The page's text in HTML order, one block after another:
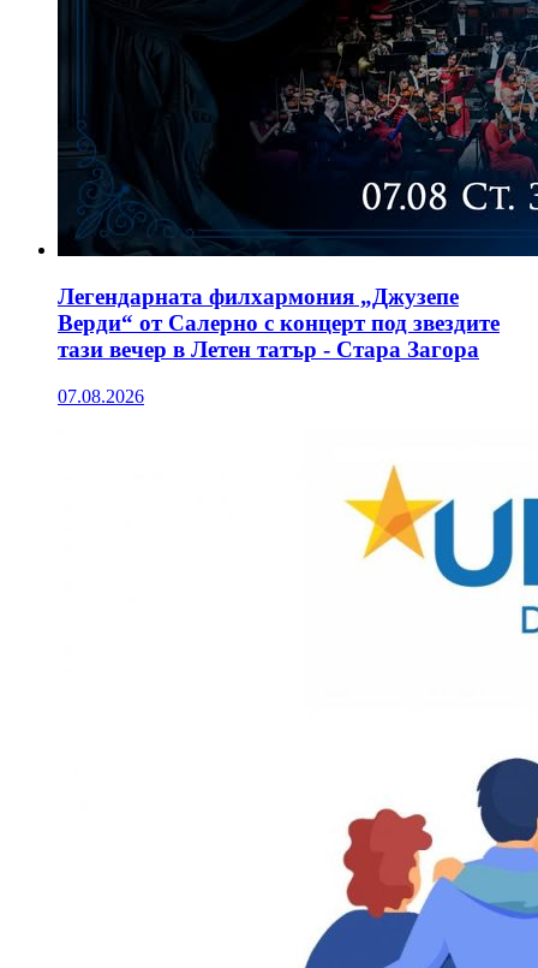
Легендарната филхармония „Джузепе
Верди“ от Салерно с концерт под звездите
тази вечер в Летен татър - Стара Загора
07.08.2026